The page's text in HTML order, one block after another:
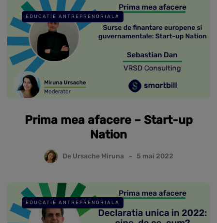
EDUCATIE ANTREPRENORIALA
Prima mea afacere – Start-up
Nation
De Ursache Miruna 5 mai 2022
EDUCATIE ANTREPRENORIALA